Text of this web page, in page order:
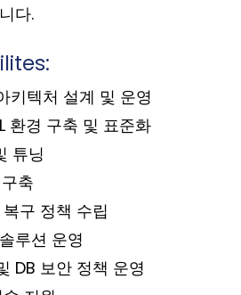
다.
키텍처 설계 및 운영
환경 구축 및 표준화
튜닝
축
구 정책 수립
루션 운영
DB 보안 정책 운영